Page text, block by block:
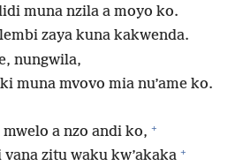
muna nzila a moyo ko.
zaya kuna kakwenda.
nungwila,
muna mvovo mia nu’ame ko.
a nzo andi ko, +
zitu waku kw’akaka +